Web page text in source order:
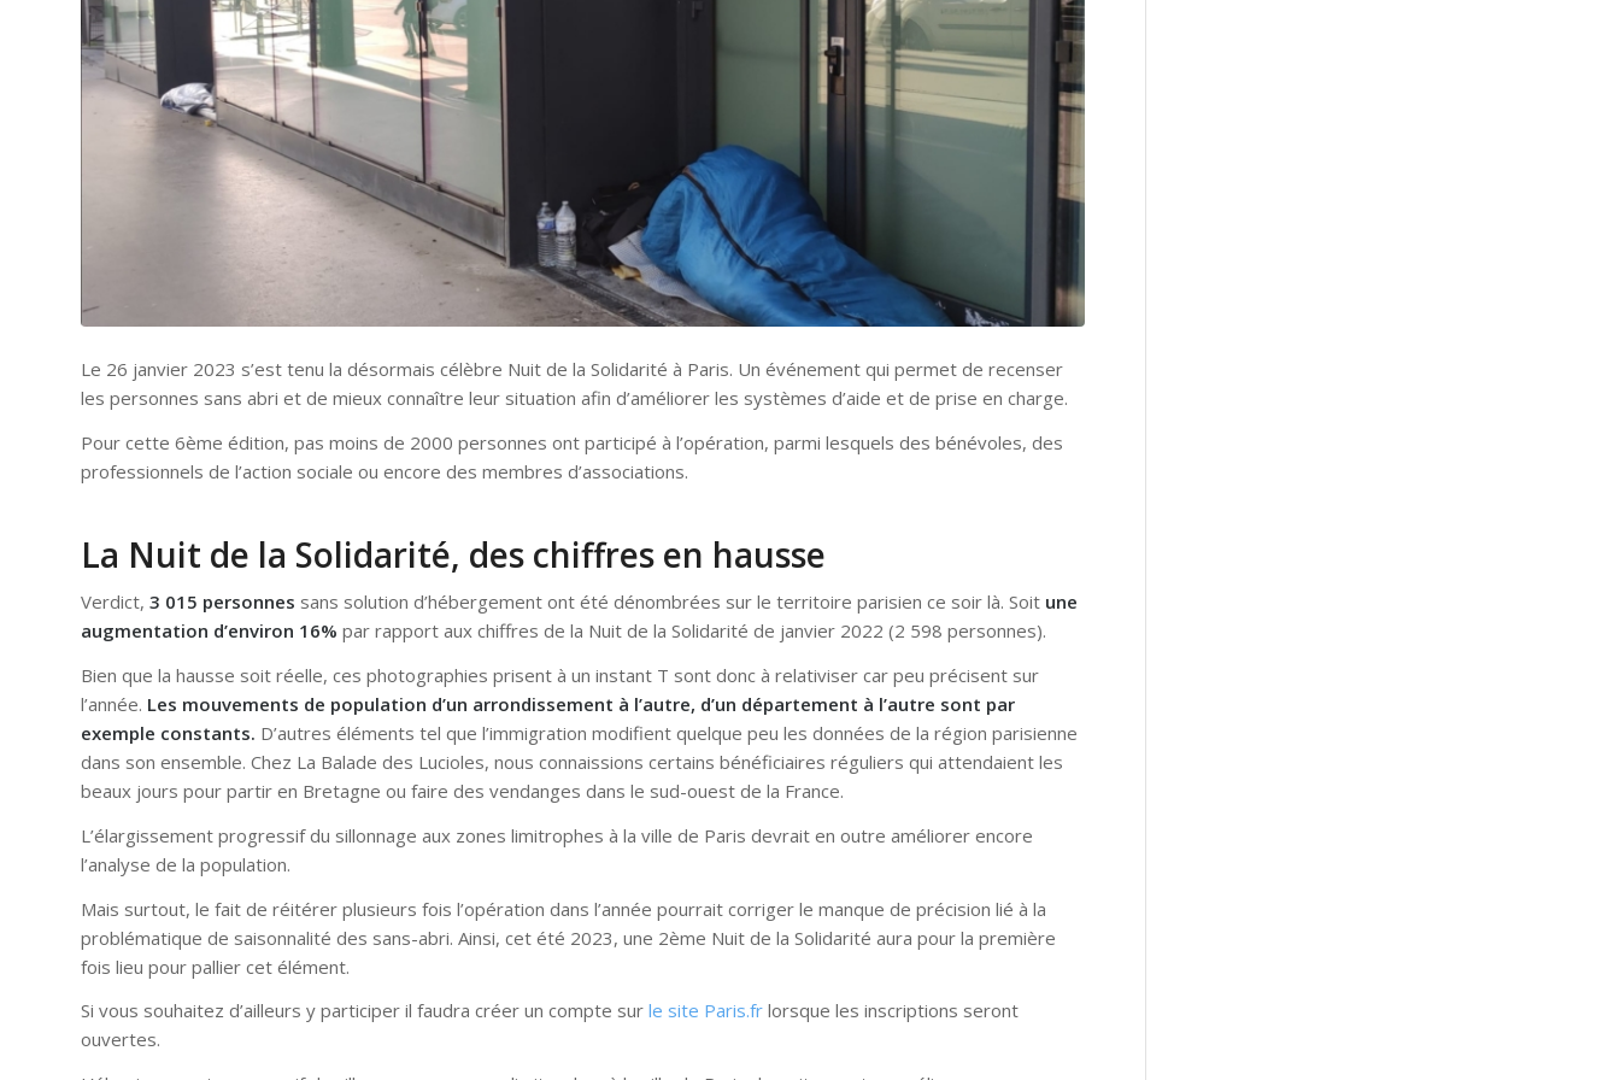
Le 26 janvier 2023 s’est tenu la désormais célèbre Nuit de la Solidarité à Paris. Un événement qui permet de recenser
les personnes sans abri et de mieux connaître leur situation afin d’améliorer les systèmes d’aide et de prise en charge.
Pour cette 6ème édition, pas moins de 2000 personnes ont participé à l’opération, parmi lesquels des bénévoles, des
professionnels de l’action sociale ou encore des membres d’associations.
La Nuit de la Solidarité, des chiffres en hausse
Verdict, 3 015 personnes sans solution d’hébergement ont été dénombrées sur le territoire parisien ce soir là. Soit une
augmentation d’environ 16% par rapport aux chiffres de la Nuit de la Solidarité de janvier 2022 (2 598 personnes).
Bien que la hausse soit réelle, ces photographies prisent à un instant T sont donc à relativiser car peu précisent sur
l’année. Les mouvements de population d’un arrondissement à l’autre, d’un département à l’autre sont par
exemple constants. D’autres éléments tel que l’immigration modifient quelque peu les données de la région parisienne
dans son ensemble. Chez La Balade des Lucioles, nous connaissions certains bénéficiaires réguliers qui attendaient les
beaux jours pour partir en Bretagne ou faire des vendanges dans le sud-ouest de la France.
L’élargissement progressif du sillonnage aux zones limitrophes à la ville de Paris devrait en outre améliorer encore
l’analyse de la population.
Mais surtout, le fait de réitérer plusieurs fois l’opération dans l’année pourrait corriger le manque de précision lié à la
problématique de saisonnalité des sans-abri. Ainsi, cet été 2023, une 2ème Nuit de la Solidarité aura pour la première
fois lieu pour pallier cet élément.
Si vous souhaitez d’ailleurs y participer il faudra créer un compte sur le site Paris.fr lorsque les inscriptions seront
ouvertes.